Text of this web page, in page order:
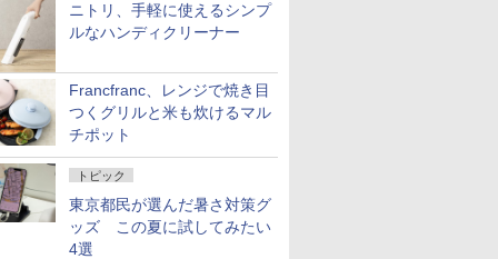
ニトリ、手軽に使えるシンプ
ルなハンディクリーナー
Francfranc、レンジで焼き目
つくグリルと米も炊けるマル
チポット
トピック
東京都民が選んだ暑さ対策グ
ッズ この夏に試してみたい
4選